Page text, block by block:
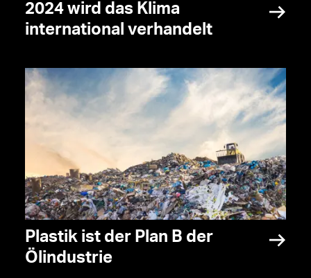
2024 wird das Klima
international verhandelt
Plastik ist der Plan B der
Ölindustrie